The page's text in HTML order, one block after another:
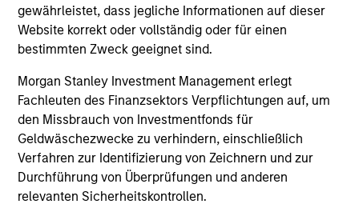
gewährleistet, dass jegliche Informationen auf dieser
Website korrekt oder vollständig oder für einen
bestimmten Zweck geeignet sind.
Morgan Stanley Investment Management erlegt
Fachleuten des Finanzsektors Verpflichtungen auf, um
den Missbrauch von Investmentfonds für
Geldwäschezwecke zu verhindern, einschließlich
Verfahren zur Identifizierung von Zeichnern und zur
Durchführung von Überprüfungen und anderen
relevanten Sicherheitskontrollen.
und der Rücknahme von Anteilen anfallen, werden nicht
berücksichtigt. Alle Performance- und Index-Daten
stammen von Morgan Stanley Investment Management
Limited („MSIM Ltd.”).
Der Wert der Anlagen und der mit ihnen erzielten Erträge
können sowohl steigen als auch fallen. Es ist daher
möglich, dass Anleger das ursprünglich investierte Kapital
nicht in voller Höhe zurückerhalten.
Die Performance versteht sich nach Abzug der Gebühren.
Die Angaben zur Performance des laufenden Jahres sind
nicht annualisiert. Die Performance von anderen
Anteilsklassen (sofern angeboten) kann abweichen. Setzen